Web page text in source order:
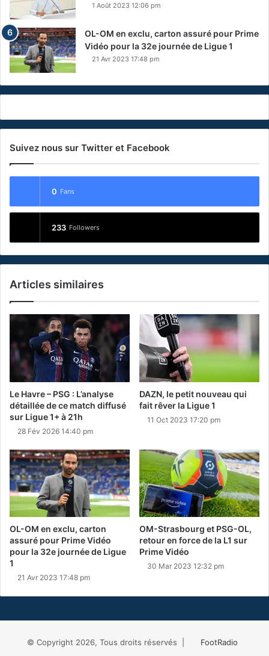
1 Août 2023 12:06 pm
OL-OM en exclu, carton assuré pour Prime
Vidéo pour la 32e journée de Ligue 1
21 Avr 2023 17:48 pm
Suivez nous sur Twitter et Facebook
0 Fans
233 Followers
Articles similaires
Le Havre – PSG : L’analyse
détaillée de ce match diffusé
sur Ligue 1+ à 21h
28 Fév 2026 14:40 pm
DAZN, le petit nouveau qui
fait rêver la Ligue 1
11 Oct 2023 17:20 pm
OL-OM en exclu, carton
assuré pour Prime Vidéo
pour la 32e journée de Ligue
1
21 Avr 2023 17:48 pm
OM-Strasbourg et PSG-OL,
retour en force de la L1 sur
Prime Vidéo
30 Mar 2023 12:32 pm
© Copyright 2026, Tous droits réservés | FootRadio